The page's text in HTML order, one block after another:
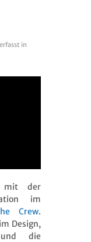
in
mit der
im
Crew.
Design,
die